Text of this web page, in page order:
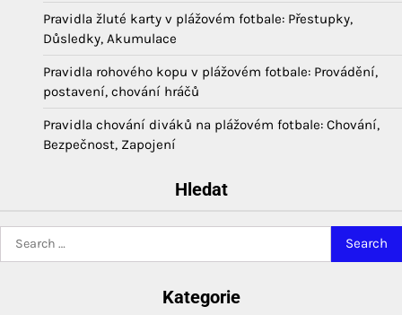
Pravidla žluté karty v plážovém fotbale: Přestupky,
Důsledky, Akumulace
Pravidla rohového kopu v plážovém fotbale: Provádění,
postavení, chování hráčů
Pravidla chování diváků na plážovém fotbale: Chování,
Bezpečnost, Zapojení
Hledat
Kategorie